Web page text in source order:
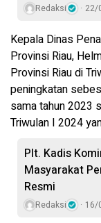
Redaksi 22/
Kepala Dinas
Provinsi Riau,
Provinsi Riau di
peningkatan
sama tahun 2023
Triwulan I 2024
Plt. Kadis
Masyarakat
Resmi
Redaksi 16/